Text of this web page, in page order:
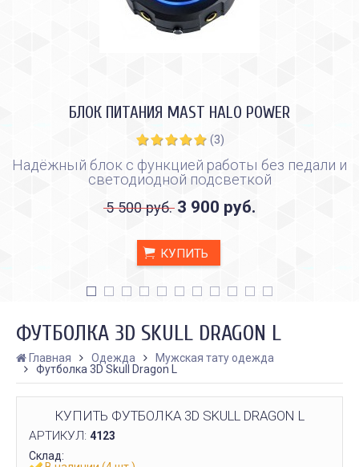
КАК ПРАВИЛЬНО И ДЛЯ ЧЕГО
Дата: 28.02.2024
Карбоновый пилинг – это
инновационная
КАК ПРАВИЛЬНО
ЗАЖИВЛЕНИЯ ТАТУ
БЛОК ПИТАНИЯ MAST HALO POWER
(3)
Надёжный блок с функцией работы без педали и
светодиодной подсветкой
5 500 руб. 3 900 руб.
КУПИТЬ
ФУТБОЛКА 3D SKULL DRAGON L
Главная Одежда
Мужская тату одежда
Футболка 3D Skull Dragon L
КУПИТЬ ФУТБОЛКА 3D SKULL DRAGON L
АРТИКУЛ: 4123
Склад: